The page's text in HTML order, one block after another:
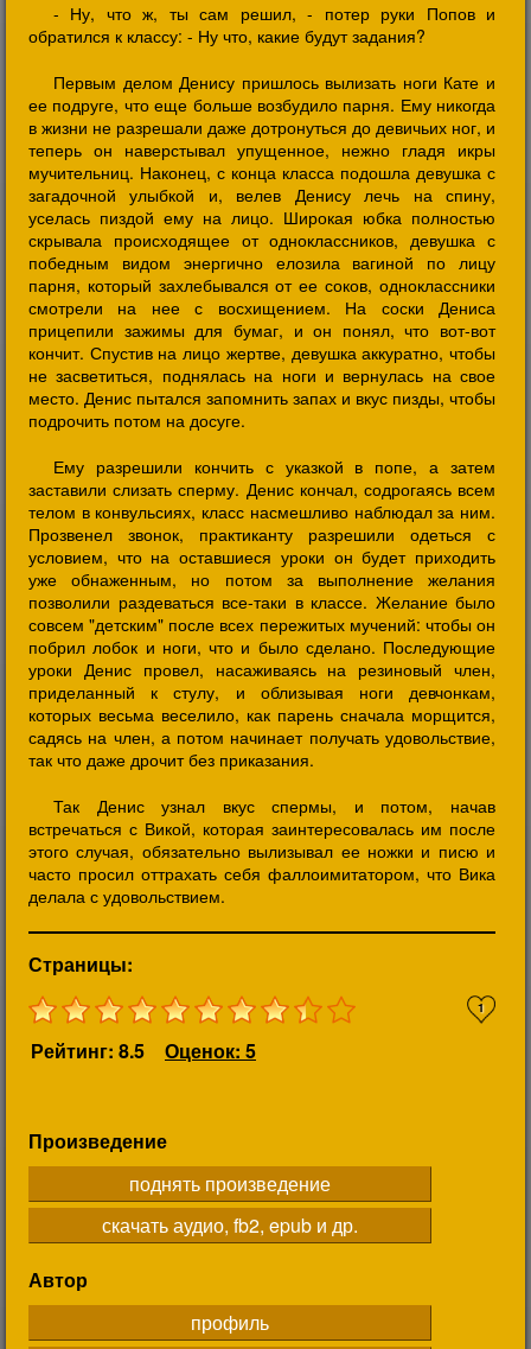
- Ну, что ж, ты сам решил, - потер руки Попов и
обратился к классу: - Ну что, какие будут задания?
Первым делом Денису пришлось вылизать ноги Кате и
ее подруге, что еще больше возбудило парня. Ему никогда
в жизни не разрешали даже дотронуться до девичьих ног, и
теперь он наверстывал упущенное, нежно гладя икры
мучительниц. Наконец, с конца класса подошла девушка с
загадочной улыбкой и, велев Денису лечь на спину,
уселась пиздой ему на лицо. Широкая юбка полностью
скрывала происходящее от одноклассников, девушка с
победным видом энергично елозила вагиной по лицу
парня, который захлебывался от ее соков, одноклассники
смотрели на нее с восхищением. На соски Дениса
прицепили зажимы для бумаг, и он понял, что вот-вот
кончит. Спустив на лицо жертве, девушка аккуратно, чтобы
не засветиться, поднялась на ноги и вернулась на свое
место. Денис пытался запомнить запах и вкус пизды, чтобы
подрочить потом на досуге.
Ему разрешили кончить с указкой в попе, а затем
заставили слизать сперму. Денис кончал, содрогаясь всем
телом в конвульсиях, класс насмешливо наблюдал за ним.
Прозвенел звонок, практиканту разрешили одеться с
условием, что на оставшиеся уроки он будет приходить
уже обнаженным, но потом за выполнение желания
позволили раздеваться все-таки в классе. Желание было
совсем "детским" после всех пережитых мучений: чтобы он
побрил лобок и ноги, что и было сделано. Последующие
уроки Денис провел, насаживаясь на резиновый член,
приделанный к стулу, и облизывая ноги девчонкам,
которых весьма веселило, как парень сначала морщится,
садясь на член, а потом начинает получать удовольствие,
так что даже дрочит без приказания.
Так Денис узнал вкус спермы, и потом, начав
встречаться с Викой, которая заинтересовалась им после
этого случая, обязательно вылизывал ее ножки и писю и
часто просил оттрахать себя фаллоимитатором, что Вика
делала с удовольствием.
Страницы:
1
Рейтинг: 8.5 Оценок: 5
Произведение
поднять произведение
скачать аудио, fb2, epub и др.
Автор
профиль